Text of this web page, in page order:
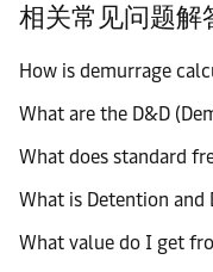
相关常见问题解
How is demurrage
What are the D&D
What does standard
What is Detention and
What value do I get